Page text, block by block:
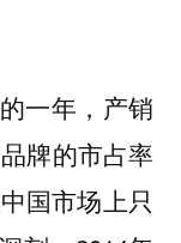
一年，产销
牌的市占率
国市场上只